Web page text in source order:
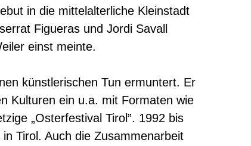
in die mittelalterliche Kleinstadt
Figueras und Jordi Savall
einst meinte.
künstlerischen Tun ermuntert. Er
Kulturen ein u.a. mit Formaten wie
„Osterfestival Tirol”. 1992 bis
Tirol. Auch die Zusammenarbeit